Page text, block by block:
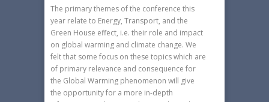
The primary themes of the conference this
year relate to Energy, Transport, and the
Green House effect, i.e. their role and impact
on global warming and climate change. We
felt that some focus on these topics which are
of primary relevance and consequence for
the Global Warming phenomenon will give
the opportunity for a more in-depth